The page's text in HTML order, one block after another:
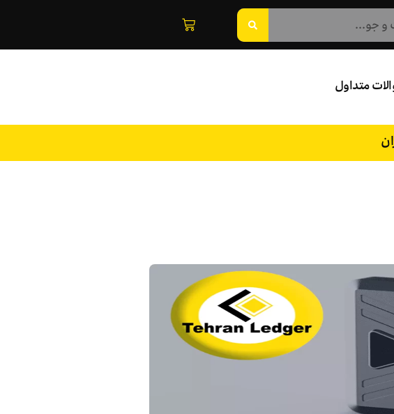
متداول